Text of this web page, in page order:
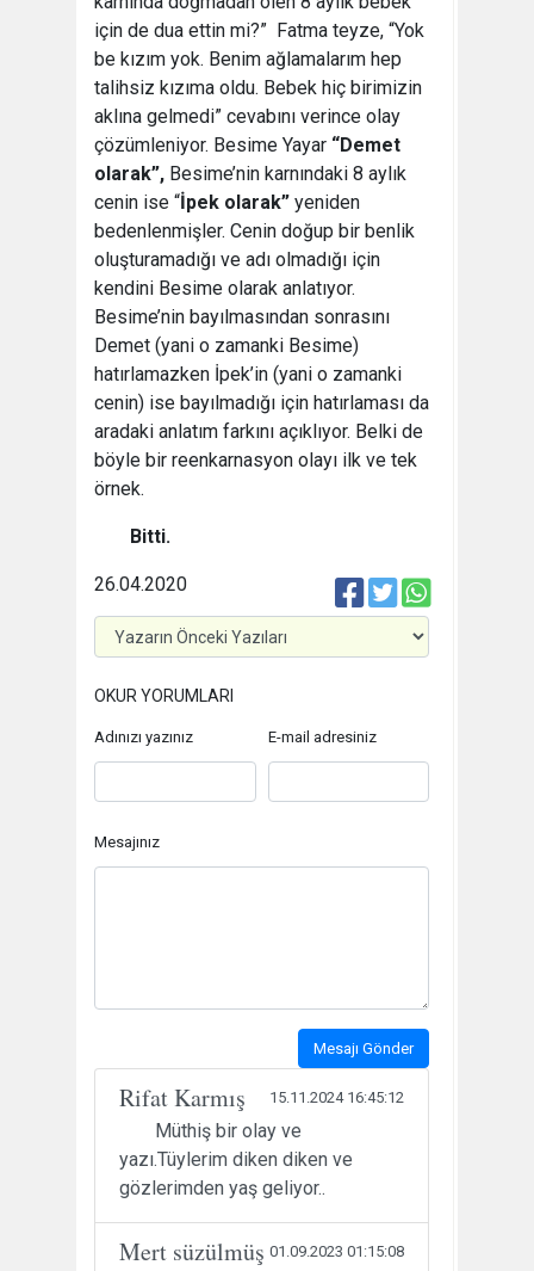
için de dua ettin mi?” Fatma teyze, “Yok
be kızım yok. Benim ağlamalarım hep
talihsiz kızıma oldu. Bebek hiç birimizin
aklına gelmedi” cevabını verince olay
çözümleniyor. Besime Yayar “Demet
olarak”, Besime’nin karnındaki 8 aylık
cenin ise “İpek olarak” yeniden
bedenlenmişler. Cenin doğup bir benlik
oluşturamadığı ve adı olmadığı için
kendini Besime olarak anlatıyor.
Besime’nin bayılmasından sonrasını
Demet (yani o zamanki Besime)
hatırlamazken İpek’in (yani o zamanki
cenin) ise bayılmadığı için hatırlaması da
aradaki anlatım farkını açıklıyor. Belki de
böyle bir reenkarnasyon olayı ilk ve tek
örnek.
Bitti.
26.04.2020
OKUR YORUMLARI
Adınızı yazınız E-mail adresiniz
Mesajınız
Mesajı Gönder
Rifat Karmış 15.11.2024 16:45:12
Müthiş bir olay ve
yazı.Tüylerim diken diken ve
gözlerimden yaş geliyor..
Mert süzülmüş 01.09.2023 01:15:08